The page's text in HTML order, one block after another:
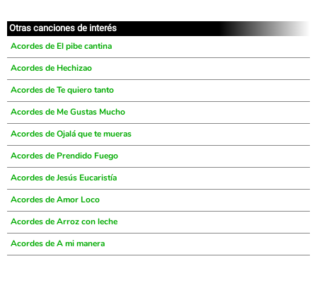
Otras canciones de interés
Acordes de El pibe cantina
Acordes de Hechizao
Acordes de Te quiero tanto
Acordes de Me Gustas Mucho
Acordes de Ojalá que te mueras
Acordes de Prendido Fuego
Acordes de Jesús Eucaristía
Acordes de Amor Loco
Acordes de Arroz con leche
Acordes de A mi manera